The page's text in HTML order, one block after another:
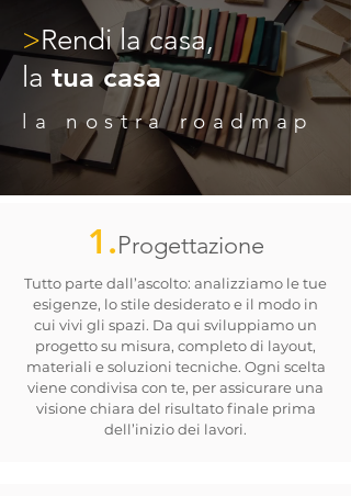
>Rendi la casa,
la tua casa
la nostra roadmap
1.Progettazione
Tutto parte dall’ascolto: analizziamo le tue
esigenze, lo stile desiderato e il modo in
cui vivi gli spazi. Da qui sviluppiamo un
progetto su misura, completo di layout,
materiali e soluzioni tecniche. Ogni scelta
viene condivisa con te, per assicurare una
visione chiara del risultato finale prima
dell’inizio dei lavori.